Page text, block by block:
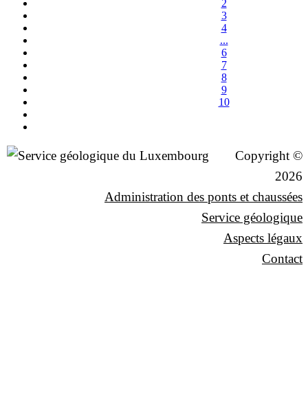
2
3
4
...
6
7
8
9
10
Copyright ©
2026
Administration des ponts et chaussées
Service géologique
Aspects légaux
Contact